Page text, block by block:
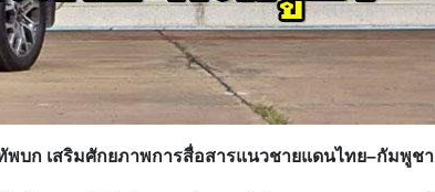
พบก เสริมศักยภาพการสื่อสารแนวชายแดนไทย–กัมพูชา